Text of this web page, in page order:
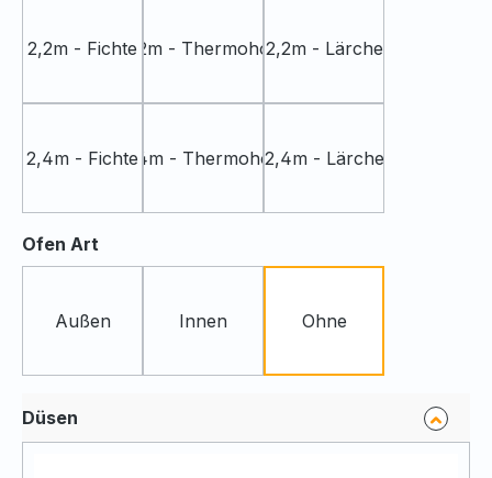
2,2m - Fichte2,2m - Thermoholz2,2m - Lärche
2,4m - Fichte2,4m - Thermoholz2,4m - Lärche
Ofen Art
Außen Innen Ohne
Düsen